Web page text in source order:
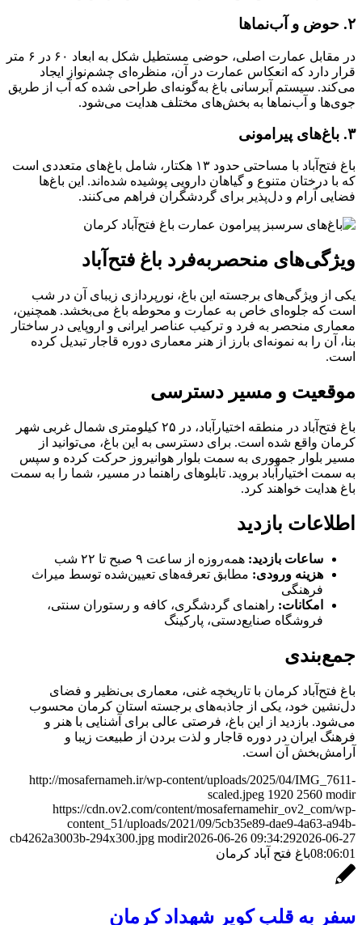
۲. حوض و آب‌نماها
در مقابل عمارت اصلی، حوضی مستطیل شکل به ابعاد ۶۰ در ۶ متر
قرار دارد که انعکاس عمارت در آن، منظره‌ای چشم‌نواز ایجاد
می‌کند. سیستم آبرسانی باغ به‌گونه‌ای طراحی شده که آب از طریق
جوی‌ها و آب‌نماها به بخش‌های مختلف هدایت می‌شود.
۳. باغ‌های پیرامونی
باغ فتح‌آباد با مساحتی حدود ۱۳ هکتار، شامل باغ‌های متعددی است
که با درختان متنوع و گیاهان دارویی پوشیده شده‌اند. این باغ‌ها
فضایی آرام و دل‌پذیر برای گردشگران فراهم می‌کنند.
ویژگی‌های منحصربه‌فرد باغ فتح‌آباد
یکی از ویژگی‌های برجسته این باغ، نورپردازی زیبای آن در شب
است که جلوه‌ای خاص به عمارت و محوطه باغ می‌بخشد. همچنین،
معماری منحصر به فرد و ترکیب عناصر ایرانی و اروپایی در ساختار
بنا، آن را به نمونه‌ای بارز از هنر معماری دوره قاجار تبدیل کرده
است.
موقعیت و مسیر دسترسی
باغ فتح‌آباد در منطقه اختیارآباد، در ۲۵ کیلومتری شمال غربی شهر
کرمان واقع شده است. برای دسترسی به این باغ، می‌توانید از
مسیر بلوار جمهوری به سمت بلوار هوانیروز حرکت کرده و سپس
به سمت اختیارآباد بروید. تابلوهای راهنما در مسیر، شما را به سمت
باغ هدایت خواهند کرد.
اطلاعات بازدید
ساعات بازدید: همه‌روزه از ساعت ۹ صبح تا ۲۲ شب
هزینه ورودی: مطابق تعرفه‌های تعیین‌شده توسط میراث
فرهنگی
امکانات: راهنمای گردشگری، کافه و رستوران سنتی،
فروشگاه صنایع‌دستی، پارکینگ
جمع‌بندی
باغ فتح‌آباد کرمان با تاریخچه غنی، معماری بی‌نظیر و فضای
دل‌نشین خود، یکی از جاذبه‌های برجسته استان کرمان محسوب
می‌شود. بازدید از این باغ، فرصتی عالی برای آشنایی با هنر و
فرهنگ ایران در دوره قاجار و لذت بردن از طبیعت زیبا و
آرامش‌بخش آن است.
http://mosafernameh.ir/wp-content/uploads/2025/04/IMG_7611-
scaled.jpeg 1920 2560 modir
https://cdn.ov2.com/content/mosafernamehir_ov2_com/wp-
content_51/uploads/2021/09/5cb35e89-dae9-4a63-a94b-
cb4262a3003b-294x300.jpg modir2026-06-26 09:34:292026-06-27
08:06:01باغ فتح آباد کرمان
سفر به قلب کویر شهداد کرمان